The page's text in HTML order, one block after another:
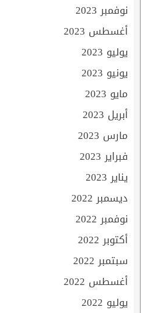
نوفمبر 2023
أغسطس 2023
يوليو 2023
يونيو 2023
مايو 2023
أبريل 2023
مارس 2023
فبراير 2023
يناير 2023
ديسمبر 2022
نوفمبر 2022
أكتوبر 2022
سبتمبر 2022
أغسطس 2022
يوليو 2022